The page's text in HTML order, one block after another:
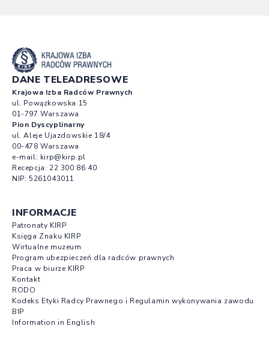
DANE TELEADRESOWE
Krajowa Izba Radców Prawnych
ul. Powązkowska 15
01-797 Warszawa
Pion Dyscyplinarny
ul. Aleje Ujazdowskie 18/4
00-478 Warszawa
e-mail: kirp@kirp.pl
Recepcja: 22 300 86 40
NIP: 5261043011
INFORMACJE
Patronaty KIRP
Księga Znaku KIRP
Wirtualne muzeum
Program ubezpieczeń dla radców prawnych
Praca w biurze KIRP
Kontakt
RODO
Kodeks Etyki Radcy Prawnego i Regulamin wykonywania zawodu
BIP
Information in English